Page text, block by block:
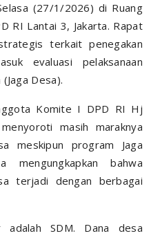
(27/1/2026) di Ruang
RI Lantai 3, Jakarta. Rapat
terkait penegakan
evaluasi pelaksanaan
Desa).
Komite I DPD RI Hj
masih maraknya
meskipun program Jaga
bahwa
terjadi dengan berbagai
adalah SDM. Dana desa